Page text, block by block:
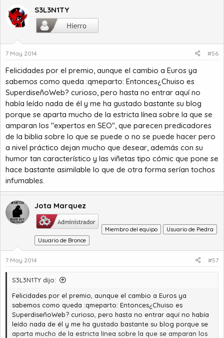
S3L3N1TY
7 May 2014 #56
Felicidades por el premio, aunque el cambio a Euros ya
sabemos como queda :qmeparto: Entonces¿Chuiso es
SuperdiseñoWeb? curioso, pero hasta no entrar aquí no
había leído nada de él y me ha gustado bastante su blog
porque se aparta mucho de la estricta línea sobre la que se
amparan los "expertos en SEO", que parecen predicadores
de la biblia sobre lo que se puede o no se puede hacer pero
a nivel práctico dejan mucho que desear, además con su
humor tan característico y las viñetas tipo cómic que pone se
hace bastante asimilable lo que de otra forma serían tochos
infumables.
Jota Marquez
Miembro del equipo
Usuario de Piedra
Usuario de Bronce
7 May 2014 #57
S3L3N1TY dijo:
Felicidades por el premio, aunque el cambio a Euros ya
sabemos como queda :qmeparto: Entonces¿Chuiso es
SuperdiseñoWeb? curioso, pero hasta no entrar aquí no había
leído nada de él y me ha gustado bastante su blog porque se
aparta mucho de la estricta línea sobre la que se amparan los